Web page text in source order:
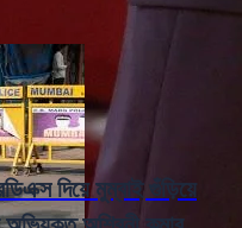
দিয়ে মুম্বাই গুঁড়িয়ে